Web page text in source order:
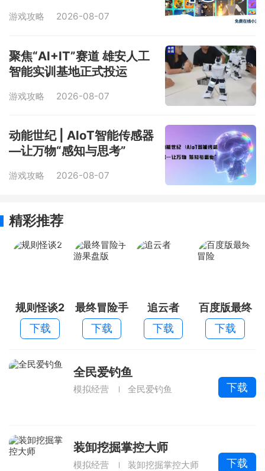
游戏攻略 2026-08-07
聚焦“AI+IT”赛道 雄安人工
智能实训基地正式投运
游戏攻略 2026-08-07
动能世纪 | AIoT智能传感器
—让万物“感知与思考”
游戏攻略 2026-08-07
精彩推荐
规则怪谈2
下载
最终冒险手
游果盘版
下载
追云者
下载
百度版最终
冒险
下载
全民爱钓鱼
模拟经营 全民爱钓鱼 下载
装卸挖掘掌控大师
模拟经营 装卸挖掘掌控大师 下载